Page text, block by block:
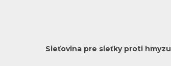
Sieťovina pre sieťky proti hmyzu